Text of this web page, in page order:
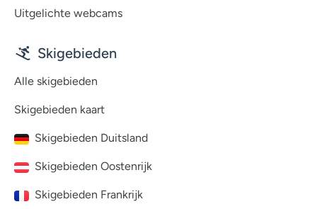
Uitgelichte webcams
Skigebieden
Alle skigebieden
Skigebieden kaart
Skigebieden Duitsland
Skigebieden Oostenrijk
Skigebieden Frankrijk